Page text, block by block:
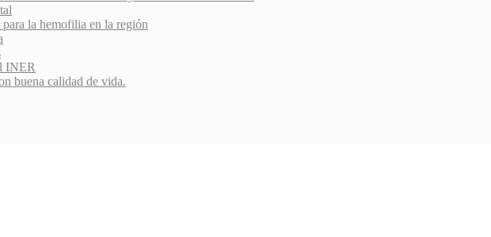
la hemofilia en la región
INER
buena calidad de vida.